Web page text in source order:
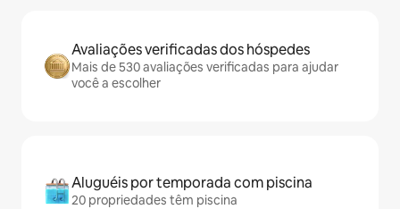
Avaliações verificadas dos hóspedes
Mais de 530 avaliações verificadas para ajudar
você a escolher
Aluguéis por temporada com piscina
20 propriedades têm piscina